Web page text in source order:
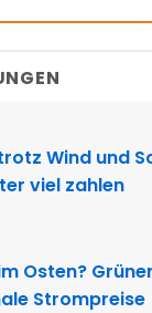
Wind und
viel zahlen
Osten?
Strompreise